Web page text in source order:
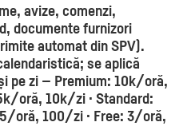
avize, comenzi,
documente furnizori
automat din SPV).
se aplică
pe zi — Premium: 10k/oră,
oră, 10k/zi · Standard:
oră, 100/zi · Free: 3/oră,